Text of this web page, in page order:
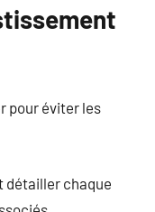
pour éviter les
détailler chaque